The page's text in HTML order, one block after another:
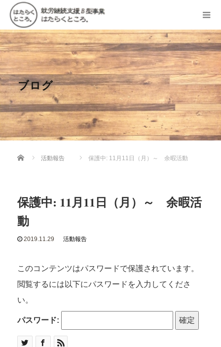
ブログ
Home 活動報告 保護中: 11月11日（月）～ 余暇活動
保護中: 11月11日（月）～ 余暇活
動
2019.11.29 活動報告
このコンテンツはパスワードで保護されています。
閲覧するには以下にパスワードを入力してくださ
い。
パスワード: